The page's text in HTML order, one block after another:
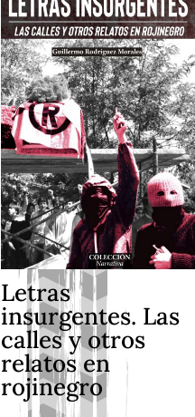
Letras
insurgentes. Las
calles y otros
relatos en
rojinegro